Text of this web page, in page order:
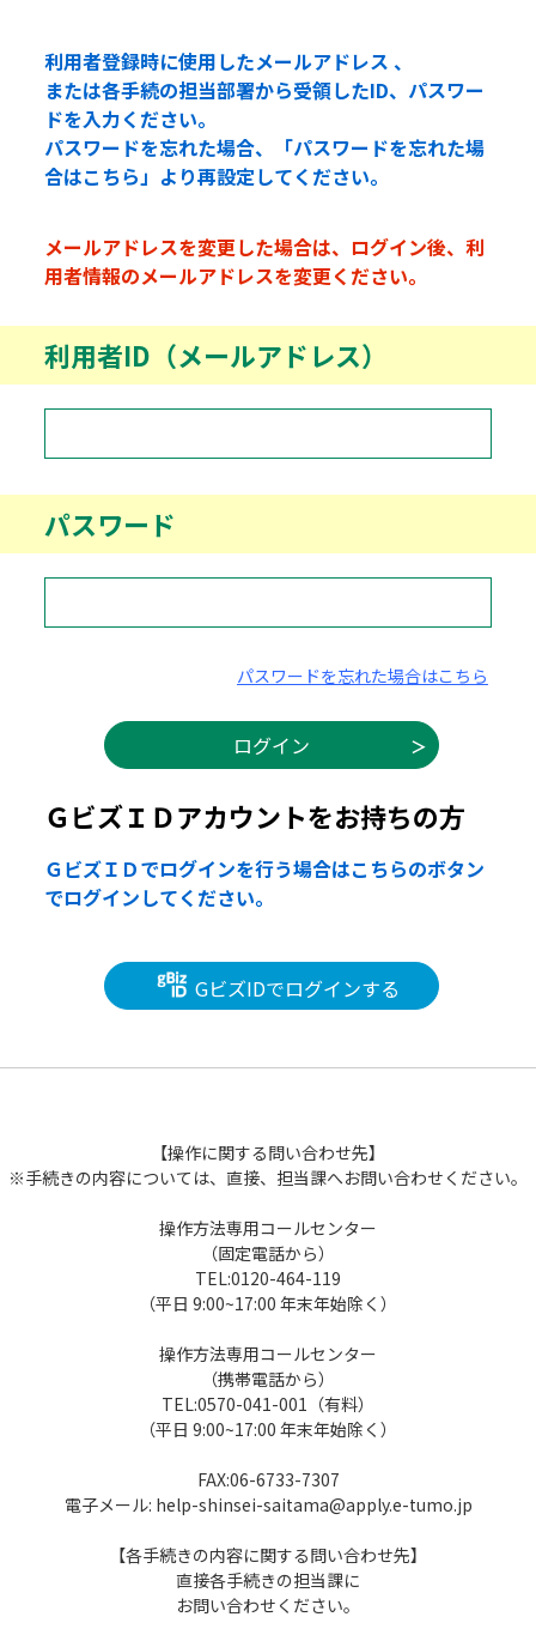
利用者登録時に使用したメールアドレス 、
または各手続の担当部署から受領したID、パスワー
ドを入力ください。
パスワードを忘れた場合、「パスワードを忘れた場
合はこちら」より再設定してください。
メールアドレスを変更した場合は、ログイン後、利
用者情報のメールアドレスを変更ください。
利用者ID（メールアドレス）
パスワード
パスワードを忘れた場合はこちら
ＧビズＩＤアカウントをお持ちの方
ＧビズＩＤでログインを行う場合はこちらのボタン
でログインしてください。
GビズIDでログインする
【操作に関する問い合わせ先】
※手続きの内容については、直接、担当課へお問い合わせください。
操作方法専用コールセンター
（固定電話から）
TEL:0120-464-119
（平日 9:00~17:00 年末年始除く）
操作方法専用コールセンター
（携帯電話から）
TEL:0570-041-001（有料）
（平日 9:00~17:00 年末年始除く）
FAX:06-6733-7307
電子メール: help-shinsei-saitama@apply.e-tumo.jp
【各手続きの内容に関する問い合わせ先】
直接各手続きの担当課に
お問い合わせください。